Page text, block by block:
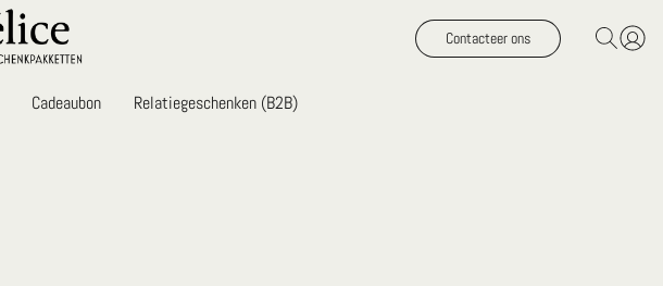
Contacteer ons
Cadeaubon Relatiegeschenken (B2B)